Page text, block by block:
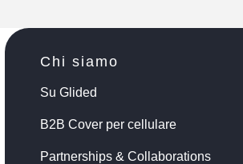
Chi siamo
Su Glided
B2B Cover per cellulare
Partnerships & Collaborations